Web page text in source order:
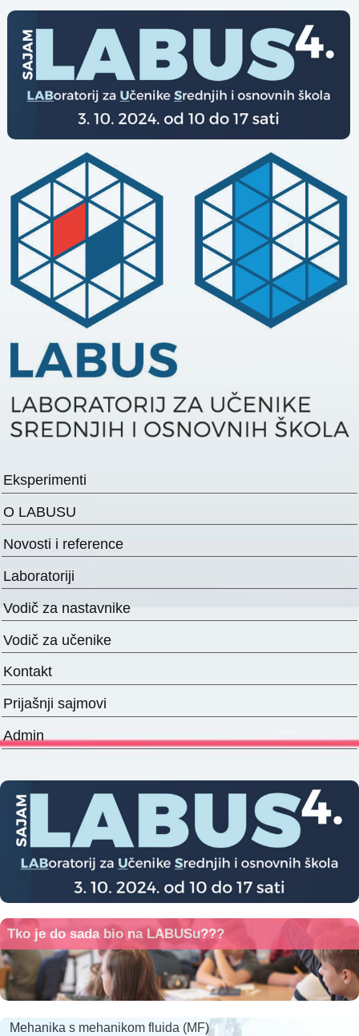
Eksperimenti
O LABUSU
Novosti i reference
Laboratoriji
Vodič za nastavnike
Vodič za učenike
Kontakt
Prijašnji sajmovi
Admin
Tko je do sada bio na LABUSu???
Mehanika s mehanikom fluida (MF)